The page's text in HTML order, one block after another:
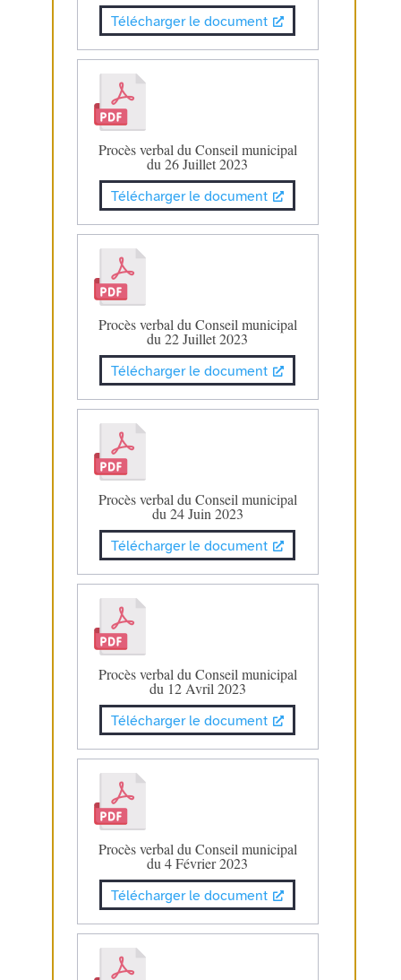
Télécharger le document
Procès verbal du Conseil municipal
du 26 Juillet 2023
Télécharger le document
Procès verbal du Conseil municipal
du 22 Juillet 2023
Télécharger le document
Procès verbal du Conseil municipal
du 24 Juin 2023
Télécharger le document
Procès verbal du Conseil municipal
du 12 Avril 2023
Télécharger le document
Procès verbal du Conseil municipal
du 4 Février 2023
Télécharger le document